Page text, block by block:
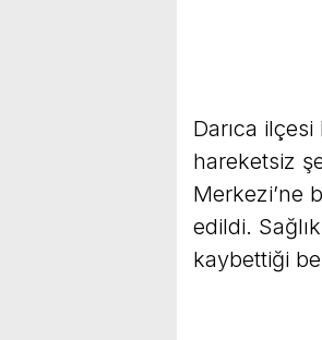
Darıca
hareketsiz
Merkezi’ne
edildi.
kaybettiği